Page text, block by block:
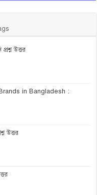
উত্তর
in Bangladesh :
উত্তর